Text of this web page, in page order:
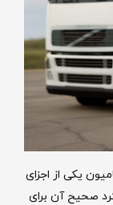
یکی از اجزای
صحیح آن برای